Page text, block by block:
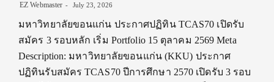
EZ Webmaster July 23, 2026
มหาวิทยาลัยขอนแก่น ประกาศปฏิทิน TCAS70 เปิดรับ
สมัคร 3 รอบหลัก เริ่ม Portfolio 15 ตุลาคม 2569 Meta
Description: มหาวิทยาลัยขอนแก่น (KKU) ประกาศ
ปฏิทินรับสมัคร TCAS70 ปีการศึกษา 2570 เปิดรับ 3 รอบ